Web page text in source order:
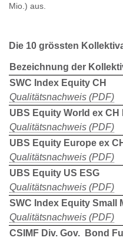
Mio.) aus.
Die 10 grössten
Bezeichnung der
SWC Index Equity CH
Qualitätsnachweis (PDF)
UBS Equity World ex CH
Qualitätsnachweis (PDF)
UBS Equity Europe ex
Qualitätsnachweis (PDF)
UBS Equity US ESG
Qualitätsnachweis (PDF)
SWC Index Equity Small
Qualitätsnachweis (PDF)
CSIMF Div. Gov. Bond